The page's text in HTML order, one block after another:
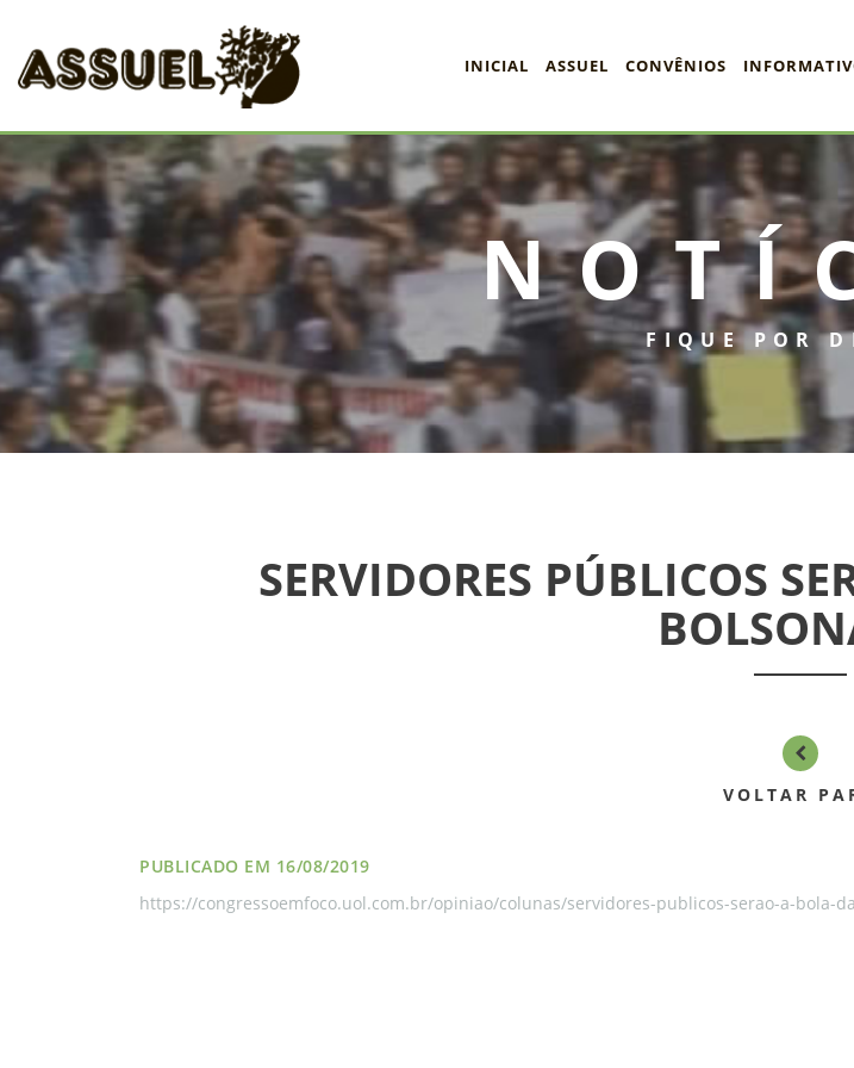
INICIAL
ASSUEL
CONVÊNIOS
INFORMATIVOS
ASSEMBLÉIAS
INICIAL ASSUEL CONVÊNIOS
FIQUE POR
SERVIDORES PÚBLICOS
VOLTAR
PUBLICADO EM 16/08/2019
https://congressoemfoco.uol.com.br/opiniao/colunas/servidores-publicos-serao-a-bola-